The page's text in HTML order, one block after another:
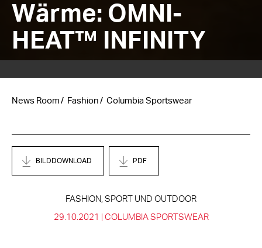
Wärme: OMNI-
HEAT™ INFINITY
News Room Fashion Columbia Sportswear
BILDDOWNLOAD PDF
FASHION, SPORT UND OUTDOOR
29.10.2021 | COLUMBIA SPORTSWEAR